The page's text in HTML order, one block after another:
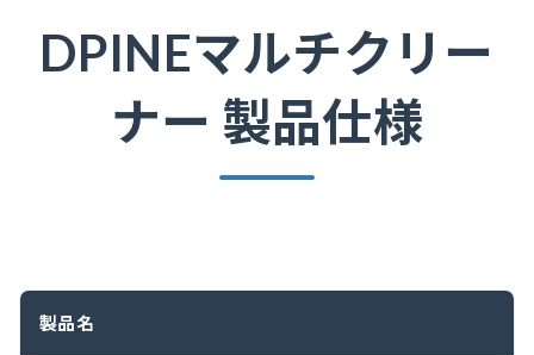
DPINEマルチクリー
ナー 製品仕様
製品名